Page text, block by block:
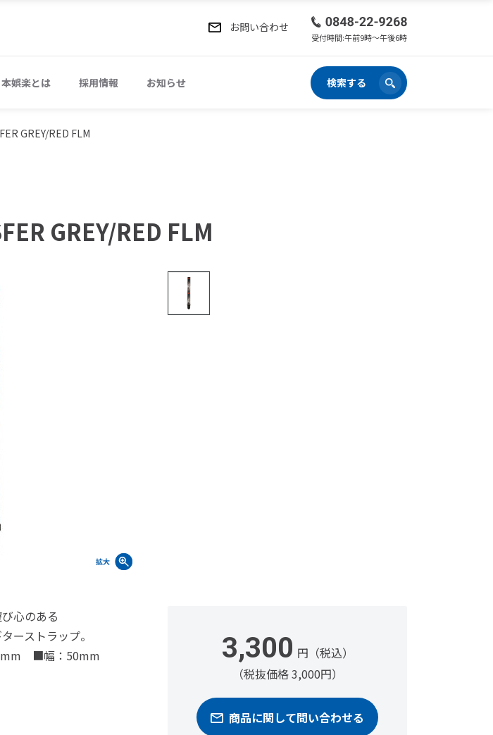
お問い合わせ
受付時間:午前9時〜午後6時
本娯楽とは 採用情報 お知らせ 検索する
GREY/RED FLM
GREY/RED FLM
心のある
ーストラップ。
■幅：50mm
3,300 円（税込）
（税抜価格 3,000円）
商品に関して問い合わせる